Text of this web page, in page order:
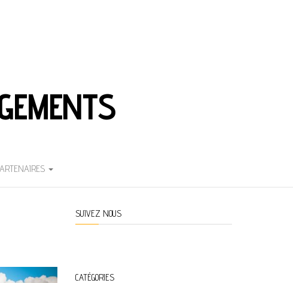
SUIVEZ NOUS
CATÉGORIES